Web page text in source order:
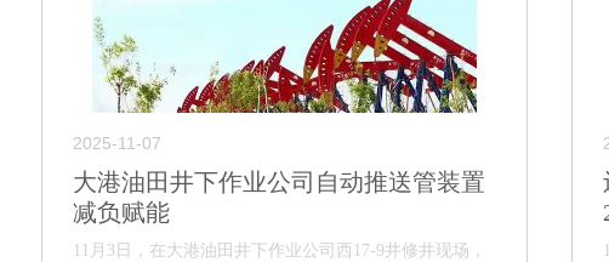
2025-11-07
大港油田井下作业公司自动推送管装置
减负赋能
11月3日，在大港油田井下作业公司西17-9井修井现场，